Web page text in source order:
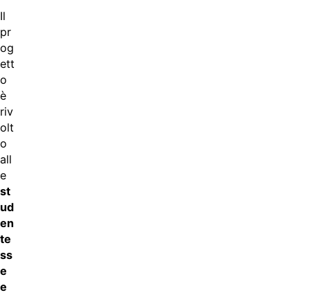
Il
pr
og
ett
o
è
riv
olt
o
all
e
st
ud
en
te
ss
e
e